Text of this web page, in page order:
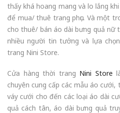
thấy khá hoang mang và lo lắng
để mua/ thuê trang phục. Và một
cho thuê/ bán áo dài bưng quả nữ
nhiều người tin tưởng và lựa
trang Nini Store.
Cửa hàng thời trang Nini Store
chuyên cung cấp các mẫu áo cưới,
váy cưới cho đến các loại áo dài
quả cách tân, áo dài bưng quả